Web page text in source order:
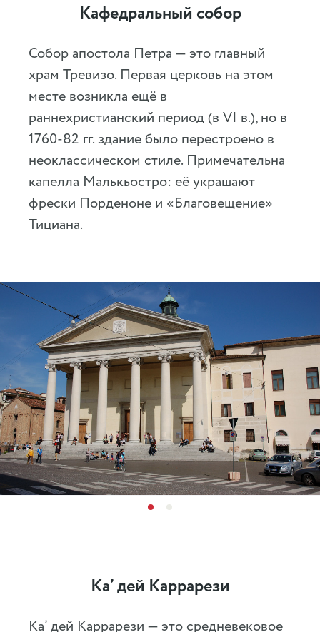
Кафедральный собор
Собор апостола Петра — это главный
храм Тревизо. Первая церковь на этом
месте возникла ещё в
раннехристианский период (в VI в.), но в
1760-82 гг. здание было перестроено в
неоклассическом стиле. Примечательна
капелла Малькьостро: её украшают
фрески Порденоне и «Благовещение»
Тициана.
Ка’ дей Каррарези
Ка’ дей Каррарези — это средневековое